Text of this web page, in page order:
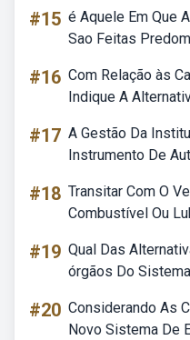
#15 é Aquele Em Que
Sao Feitas
#16 Com Relação às
Indique A
#17 A Gestão Da
Instrumento De
#18 Transitar Com O
Combustível Ou
#19 Qual Das
órgãos Do
#20 Considerando As
Novo Sistema De